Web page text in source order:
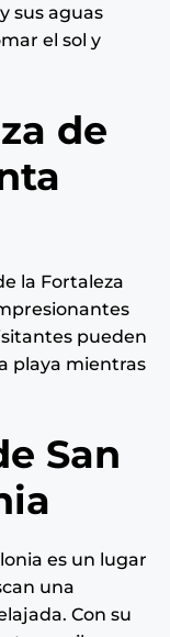
sus aguas
el sol y
de
la Fortaleza
pueden
playa mientras
San
es un lugar
una
Con su